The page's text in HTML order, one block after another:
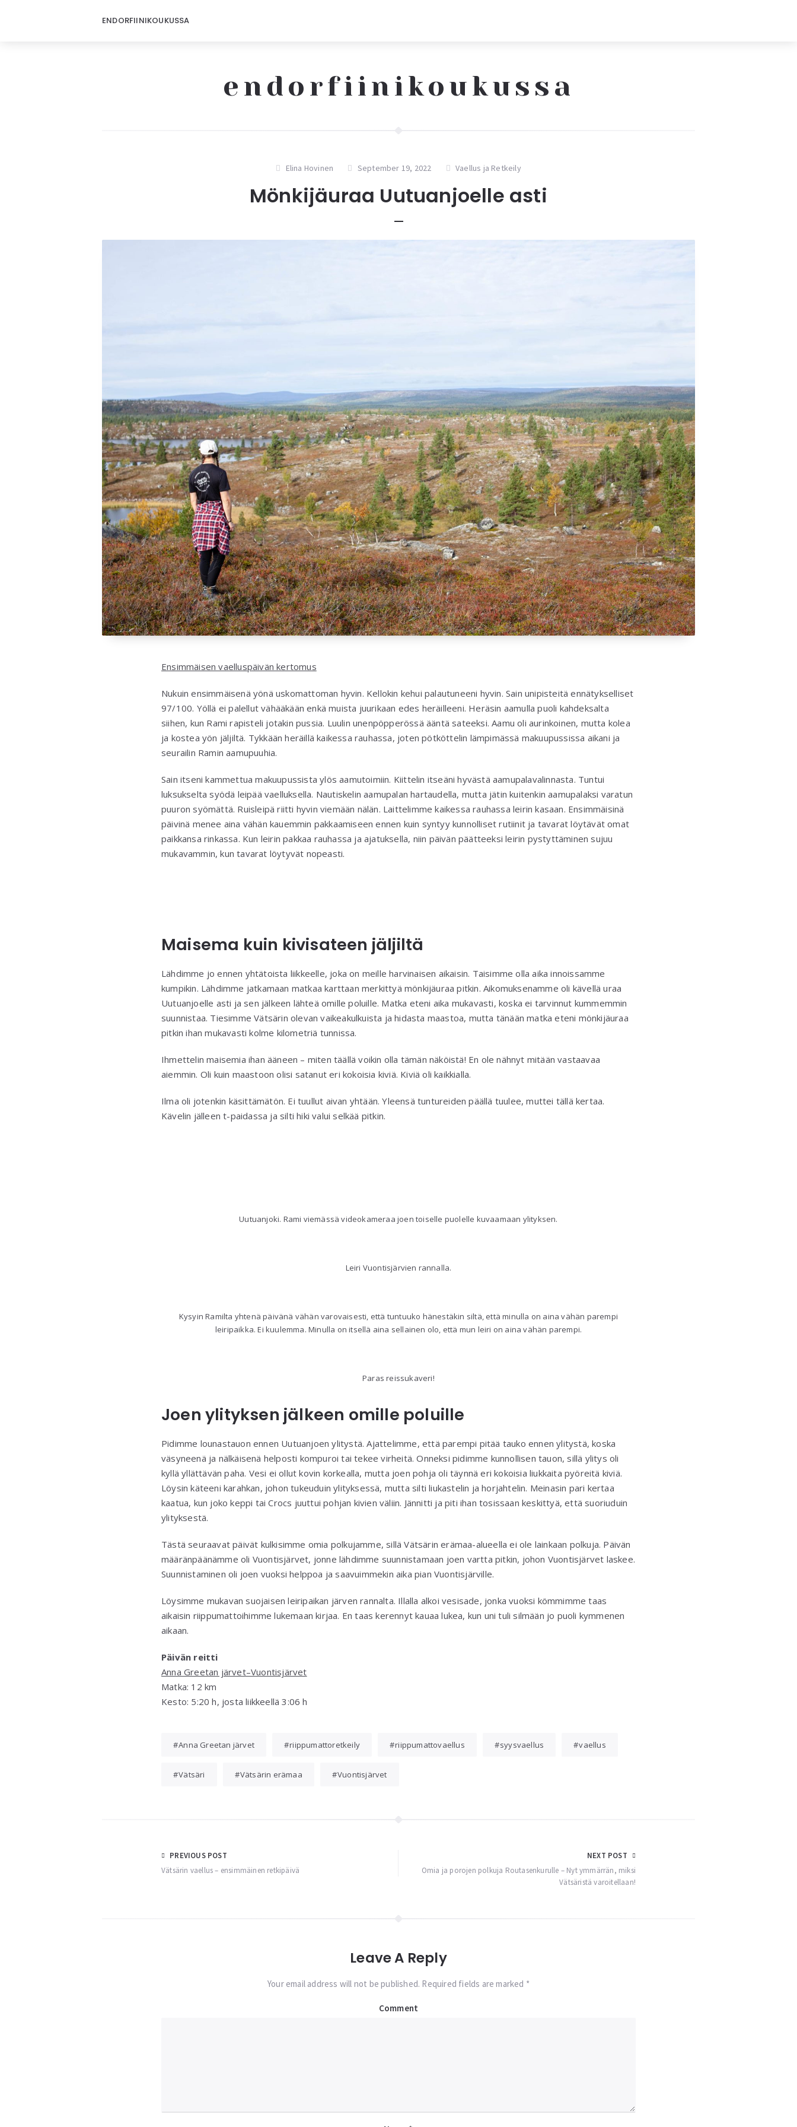
ENDORFIINIKOUKUSSA
endorfiinikoukussa
Elina Hovinen September 19, 2022 Vaellus ja Retkeily
Mönkijäuraa Uutuanjoelle asti
Ensimmäisen vaelluspäivän kertomus
Nukuin ensimmäisenä yönä uskomattoman hyvin. Kellokin kehui palautuneeni hyvin. Sain unipisteitä ennätykselliset
97/100. Yöllä ei palellut vähääkään enkä muista juurikaan edes heräilleeni. Heräsin aamulla puoli kahdeksalta
siihen, kun Rami rapisteli jotakin pussia. Luulin unenpöpperössä ääntä sateeksi. Aamu oli aurinkoinen, mutta kolea
ja kostea yön jäljiltä. Tykkään heräillä kaikessa rauhassa, joten pötköttelin lämpimässä makuupussissa aikani ja
seurailin Ramin aamupuuhia.
Sain itseni kammettua makuupussista ylös aamutoimiin. Kiittelin itseäni hyvästä aamupalavalinnasta. Tuntui
luksukselta syödä leipää vaelluksella. Nautiskelin aamupalan hartaudella, mutta jätin kuitenkin aamupalaksi varatun
puuron syömättä. Ruisleipä riitti hyvin viemään nälän. Laittelimme kaikessa rauhassa leirin kasaan. Ensimmäisinä
päivinä menee aina vähän kauemmin pakkaamiseen ennen kuin syntyy kunnolliset rutiinit ja tavarat löytävät omat
paikkansa rinkassa. Kun leirin pakkaa rauhassa ja ajatuksella, niin päivän päätteeksi leirin pystyttäminen sujuu
mukavammin, kun tavarat löytyvät nopeasti.
Maisema kuin kivisateen jäljiltä
Lähdimme jo ennen yhtätoista liikkeelle, joka on meille harvinaisen aikaisin. Taisimme olla aika innoissamme
kumpikin. Lähdimme jatkamaan matkaa karttaan merkittyä mönkijäuraa pitkin. Aikomuksenamme oli kävellä uraa
Uutuanjoelle asti ja sen jälkeen lähteä omille poluille. Matka eteni aika mukavasti, koska ei tarvinnut kummemmin
suunnistaa. Tiesimme Vätsärin olevan vaikeakulkuista ja hidasta maastoa, mutta tänään matka eteni mönkijäuraa
pitkin ihan mukavasti kolme kilometriä tunnissa.
Ihmettelin maisemia ihan ääneen – miten täällä voikin olla tämän näköistä! En ole nähnyt mitään vastaavaa
aiemmin. Oli kuin maastoon olisi satanut eri kokoisia kiviä. Kiviä oli kaikkialla.
Ilma oli jotenkin käsittämätön. Ei tuullut aivan yhtään. Yleensä tuntureiden päällä tuulee, muttei tällä kertaa.
Kävelin jälleen t-paidassa ja silti hiki valui selkää pitkin.
Uutuanjoki. Rami viemässä videokameraa joen toiselle puolelle kuvaamaan ylityksen.
Leiri Vuontisjärvien rannalla.
Kysyin Ramilta yhtenä päivänä vähän varovaisesti, että tuntuuko hänestäkin siltä, että minulla on aina vähän parempi
leiripaikka. Ei kuulemma. Minulla on itsellä aina sellainen olo, että mun leiri on aina vähän parempi.
Paras reissukaveri!
Joen ylityksen jälkeen omille poluille
Pidimme lounastauon ennen Uutuanjoen ylitystä. Ajattelimme, että parempi pitää tauko ennen ylitystä, koska
väsyneenä ja nälkäisenä helposti kompuroi tai tekee virheitä. Onneksi pidimme kunnollisen tauon, sillä ylitys oli
kyllä yllättävän paha. Vesi ei ollut kovin korkealla, mutta joen pohja oli täynnä eri kokoisia liukkaita pyöreitä kiviä.
Löysin käteeni karahkan, johon tukeuduin ylityksessä, mutta silti liukastelin ja horjahtelin. Meinasin pari kertaa
kaatua, kun joko keppi tai Crocs juuttui pohjan kivien väliin. Jännitti ja piti ihan tosissaan keskittyä, että suoriuduin
ylityksestä.
Tästä seuraavat päivät kulkisimme omia polkujamme, sillä Vätsärin erämaa-alueella ei ole lainkaan polkuja. Päivän
määränpäänämme oli Vuontisjärvet, jonne lähdimme suunnistamaan joen vartta pitkin, johon Vuontisjärvet laskee.
Suunnistaminen oli joen vuoksi helppoa ja saavuimmekin aika pian Vuontisjärville.
Löysimme mukavan suojaisen leiripaikan järven rannalta. Illalla alkoi vesisade, jonka vuoksi kömmimme taas
aikaisin riippumattoihimme lukemaan kirjaa. En taas kerennyt kauaa lukea, kun uni tuli silmään jo puoli kymmenen
aikaan.
Päivän reitti
Anna Greetan järvet–Vuontisjärvet
Matka: 12 km
Kesto: 5:20 h, josta liikkeellä 3:06 h
Anna Greetan järvet riippumattoretkeily riippumattovaellus syysvaellus vaellus
Vätsäri Vätsärin erämaa Vuontisjärvet
Post
navigation
PREVIOUS POST
Vätsärin vaellus – ensimmäinen retkipäivä
NEXT POST
Omia ja porojen polkuja Routasenkurulle – Nyt ymmärrän, miksi
Vätsäristä varoitellaan!
Leave A Reply
Your email address will not be published. Required fields are marked *
Comment